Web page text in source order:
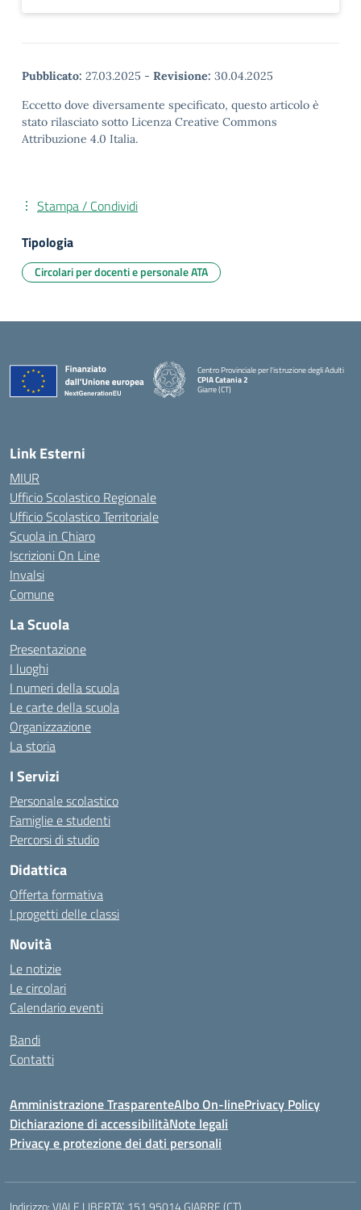
Pubblicato: 27.03.2025 - Revisione: 30.04.2025
Eccetto dove diversamente specificato, questo articolo è
stato rilasciato sotto Licenza Creative Commons
Attribuzione 4.0 Italia.
Stampa / Condividi
Tipologia
Circolari per docenti e personale ATA
Centro Provinciale per l'istruzione degli Adulti
CPIA Catania 2
Giarre (CT)
Link Esterni
MIUR
Ufficio Scolastico Regionale
Ufficio Scolastico Territoriale
Scuola in Chiaro
Iscrizioni On Line
Invalsi
Comune
La Scuola
Presentazione
I luoghi
I numeri della scuola
Le carte della scuola
Organizzazione
La storia
I Servizi
Personale scolastico
Famiglie e studenti
Percorsi di studio
Didattica
Offerta formativa
I progetti delle classi
Novità
Le notizie
Le circolari
Calendario eventi
Bandi
Contatti
Amministrazione TrasparenteAlbo On-linePrivacy Policy
Dichiarazione di accessibilitàNote legali
Privacy e protezione dei dati personali
Indirizzo:VIALE LIBERTA’, 151 95014 GIARRE (CT)